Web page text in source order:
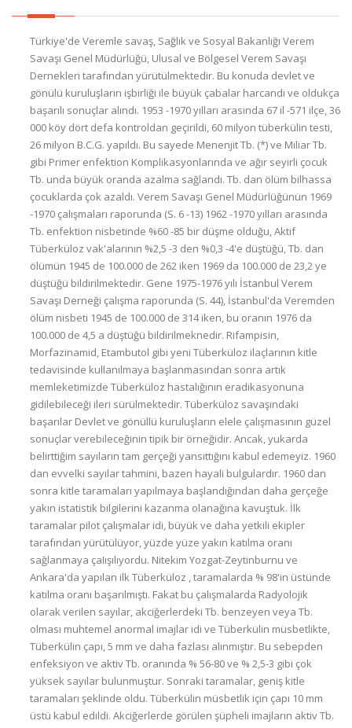
Türkiye'de Veremle savaş, Sağlık ve Sosyal Bakanlığı Verem
Savaşı Genel Müdürlüğü, Ulusal ve Bölgesel Verem Savaşı
Dernekleri tarafından yürütülmektedir. Bu konuda devlet ve
gönülü kuruluşların işbirliği ile büyük çabalar harcandı ve oldukça
başarılı sonuçlar alındı. 1953 -1970 yılları arasında 67 il -571 ilçe, 36
000 köy dört defa kontroldan geçirildi, 60 milyon tüberkülin testi,
26 milyon B.C.G. yapıldı. Bu sayede Menenjit Tb. (*) ve Miliar Tb.
gibi Primer enfektion Komplikasyonlarında ve ağır seyirli çocuk
Tb. unda büyük oranda azalma sağlandı. Tb. dan ölüm bilhassa
çocuklarda çok azaldı. Verem Savaşı Genel Müdürlüğünün 1969
-1970 çalışmaları raporunda (S. 6 -13) 1962 -1970 yılları arasında
Tb. enfektion nisbetinde %60 -85 bir düşme olduğu, Aktif
Tüberküloz vak'alarının %2,5 -3 den %0,3 -4'e düştüğü, Tb. dan
ölümün 1945 de 100.000 de 262 iken 1969 da 100.000 de 23,2 ye
düştüğü bildirilmektedir. Gene 1975-1976 yılı İstanbul Verem
Savaşı Derneği çalışma raporunda (S. 44), İstanbul'da Veremden
ölüm nisbeti 1945 de 100.000 de 314 iken, bu oranın 1976 da
100.000 de 4,5 a düştüğü bildirilmeknedir. Rifampisin,
Morfazinamid, Etambutol gibi yeni Tüberküloz ilaçlarının kitle
tedavisinde kullanılmaya başlanmasından sonra artık
memleketimizde Tüberküloz hastalığının eradikasyonuna
gidilebileceği ileri sürülmektedir. Tüberküloz savaşındaki
başarılar Devlet ve gönüllü kuruluşların elele çalışmasının güzel
sonuçlar verebileceğinin tipik bir örneğidir. Ancak, yukarda
belirttiğim sayıların tam gerçeği yansıttığını kabul edemeyiz. 1960
dan evvelki sayılar tahmini, bazen hayali bulgulardır. 1960 dan
sonra kitle taramaları yapılmaya başlandığından daha gerçeğe
yakın istatistik bilgilerini kazanma olanağına kavuştuk. İlk
taramalar pilot çalışmalar idi, büyük ve daha yetkili ekipler
tarafından yürütülüyor, yüzde yüze yakın katılma oranı
sağlanmaya çaIışılıyordu. Nitekim Yozgat-Zeytinburnu ve
Ankara'da yapılan ilk Tüberküloz , taramalarda % 98'in üstünde
katılma oranı başarılmıştı. Fakat bu çalışmalarda Radyolojik
olarak verilen sayılar, akciğerlerdeki Tb. benzeyen veya Tb.
olması muhtemel anormal imajlar idi ve Tüberkülin müsbetlikte,
Tüberkülin çapı, 5 mm ve daha fazlası alınmıştır. Bu sebepden
enfeksiyon ve aktiv Tb. oranında % 56-80 ve % 2,5-3 gibi çok
yüksek sayılar bulunmuştur. Sonraki taramalar, geniş kitle
taramaları şeklinde oldu. Tüberkülin müsbetlik için çapı 10 mm
üstü kabul edildi. Akciğerlerde görülen şüpheli imajların aktiv Tb.